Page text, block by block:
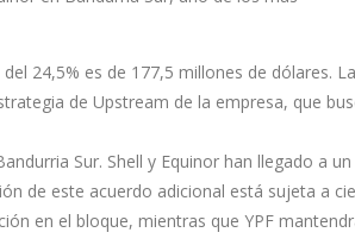
24,5% es de 177,5 millones de dólares. La
de Upstream de la empresa, que
Sur. Shell y Equinor han llegado a un
de este acuerdo adicional está sujeta a
en el bloque, mientras que YPF